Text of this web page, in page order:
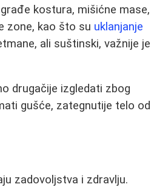
kostura, mišićne mase,
zone, kao što su uklanjanje
ali suštinski, važnije je
drugačije izgledati zbog
gušće, zategnutije telo od
zadovoljstva i zdravlju.